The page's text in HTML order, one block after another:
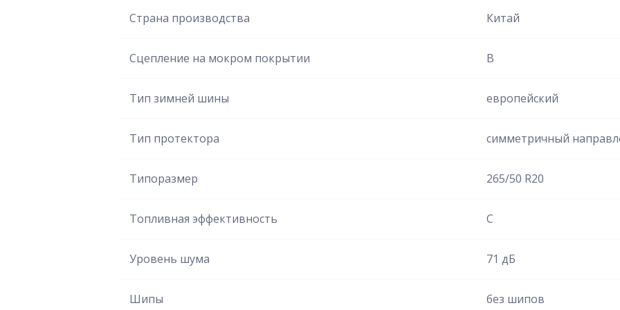
Страна производства Китай
Сцепление на мокром покрытии B
Тип зимней шины европейский
Тип протектора симметричный
Типоразмер 265/50 R20
Топливная эффективность C
Уровень шума 71 дБ
Шипы без шипов